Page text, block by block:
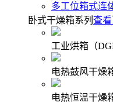
多工位箱式连
卧式干燥箱系列 查
工业烘箱（
电热鼓风干燥
电热恒温干燥